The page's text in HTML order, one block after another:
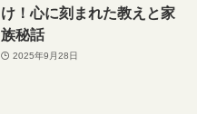
け！心に刻まれた教えと家
族秘話
2025年9月28日